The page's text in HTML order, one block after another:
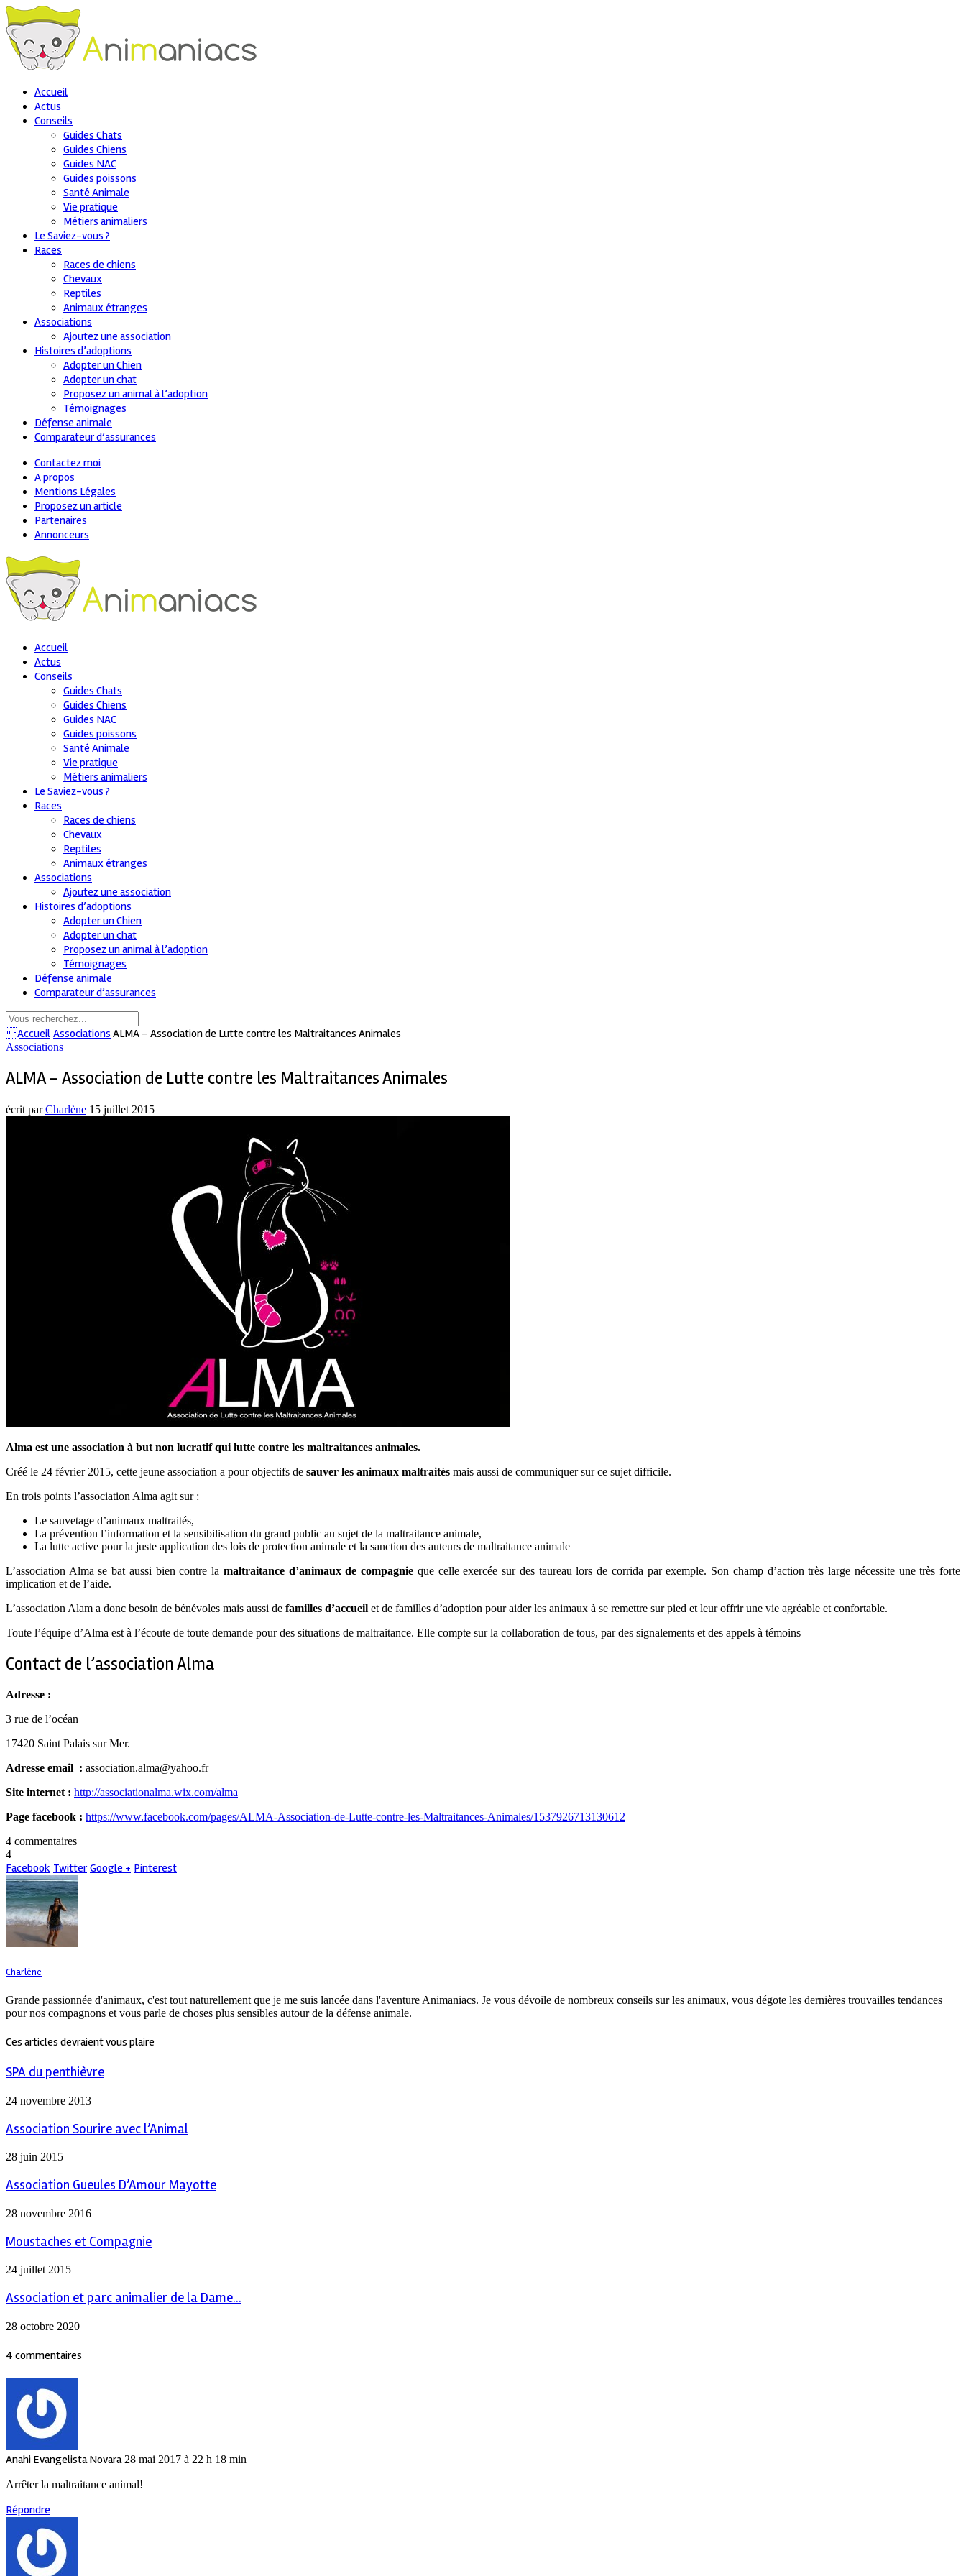
Accueil
Actus
Conseils
Guides Chats
Guides Chiens
Guides NAC
Guides poissons
Santé Animale
Vie pratique
Métiers animaliers
Le Saviez-vous ?
Races
Races de chiens
Chevaux
Reptiles
Animaux étranges
Associations
Ajoutez une association
Histoires d’adoptions
Adopter un Chien
Adopter un chat
Proposez un animal à l’adoption
Témoignages
Défense animale
Comparateur d’assurances
Contactez moi
A propos
Mentions Légales
Proposez un article
Partenaires
Annonceurs
Accueil
Actus
Conseils
Guides Chats
Guides Chiens
Guides NAC
Guides poissons
Santé Animale
Vie pratique
Métiers animaliers
Le Saviez-vous ?
Races
Races de chiens
Chevaux
Reptiles
Animaux étranges
Associations
Ajoutez une association
Histoires d’adoptions
Adopter un Chien
Adopter un chat
Proposez un animal à l’adoption
Témoignages
Défense animale
Comparateur d’assurances
Accueil Associations ALMA – Association de Lutte contre les Maltraitances Animales
Associations
ALMA – Association de Lutte contre les Maltraitances Animales
écrit parCharlène 15 juillet 2015
Alma est une association à but non lucratif qui lutte contre les maltraitances animales.
Créé le 24 février 2015, cette jeune association a pour objectifs de sauver les animaux maltraités mais aussi de communiquer sur ce sujet difficile.
En trois points l’association Alma agit sur :
Le sauvetage d’animaux maltraités,
La prévention l’information et la sensibilisation du grand public au sujet de la maltraitance animale,
La lutte active pour la juste application des lois de protection animale et la sanction des auteurs de maltraitance animale
L’association Alma se bat aussi bien contre la maltraitance d’animaux de compagnie que celle exercée sur des taureau lors de corrida par exemple. Son champ d’action très large nécessite une très forte
implication et de l’aide.
L’association Alam a donc besoin de bénévoles mais aussi de familles d’accueil et de familles d’adoption pour aider les animaux à se remettre sur pied et leur offrir une vie agréable et confortable.
Toute l’équipe d’Alma est à l’écoute de toute demande pour des situations de maltraitance. Elle compte sur la collaboration de tous, par des signalements et des appels à témoins
Contact de l’association Alma
Adresse :
3 rue de l’océan
17420 Saint Palais sur Mer.
Adresse email : association.alma@yahoo.fr
Site internet : http://associationalma.wix.com/alma
Page facebook : https://www.facebook.com/pages/ALMA-Association-de-Lutte-contre-les-Maltraitances-Animales/1537926713130612
4 commentaires
4
Facebook Twitter Google + Pinterest
Charlène
Grande passionnée d'animaux, c'est tout naturellement que je me suis lancée dans l'aventure Animaniacs. Je vous dévoile de nombreux conseils sur les animaux, vous dégote les dernières trouvailles tendances
pour nos compagnons et vous parle de choses plus sensibles autour de la défense animale.
Ces articles devraient vous plaire
SPA du penthièvre
24 novembre 2013
Association Sourire avec l’Animal
28 juin 2015
Association Gueules D’Amour Mayotte
28 novembre 2016
Moustaches et Compagnie
24 juillet 2015
Association et parc animalier de la Dame...
28 octobre 2020
4 commentaires
Anahi Evangelista Novara 28 mai 2017 à 22 h 18 min
Arrêter la maltraitance animal!
Répondre